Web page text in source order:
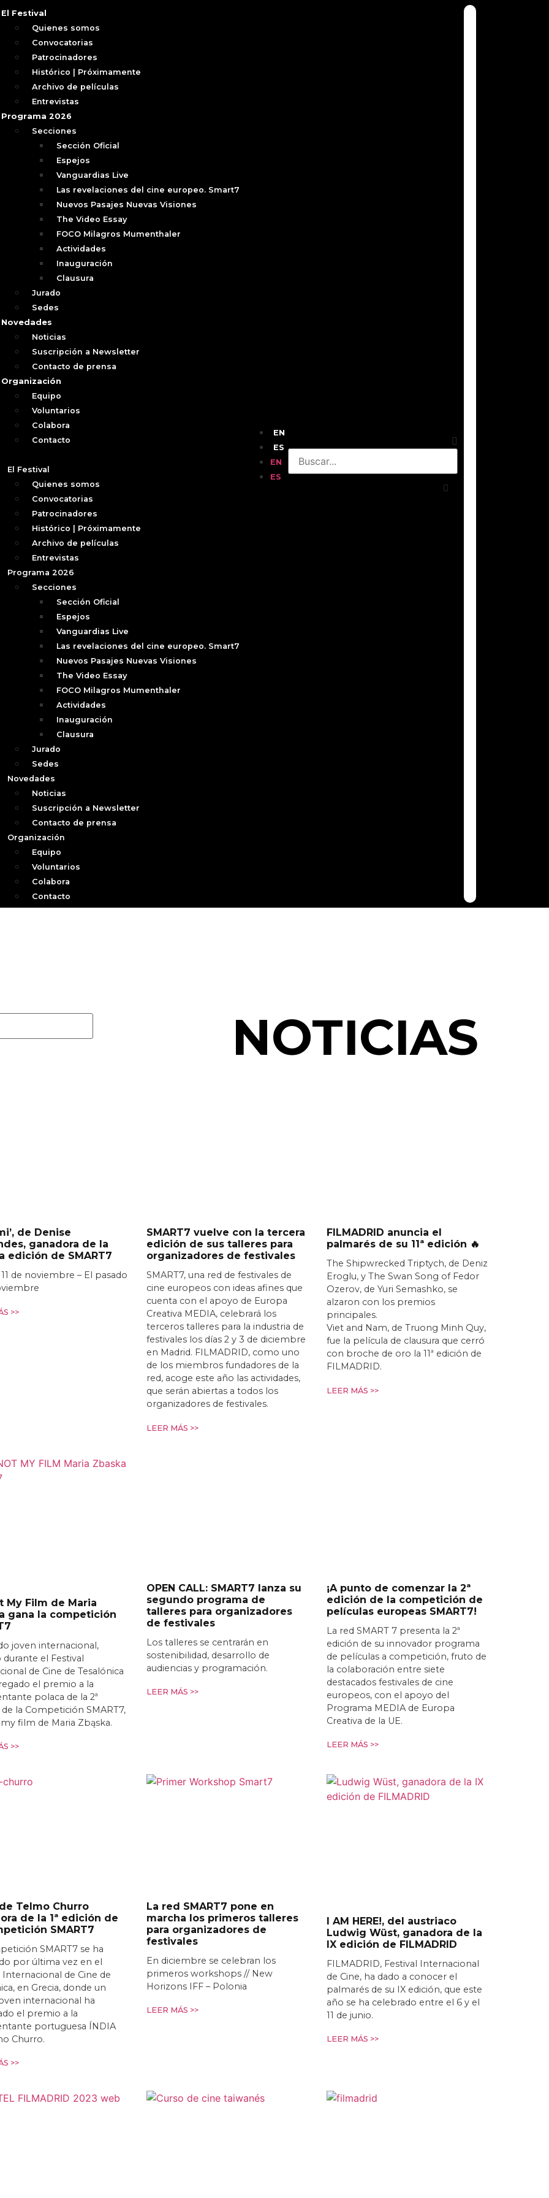
El Festival
Quienes somos
Convocatorias
Patrocinadores
Histórico | Próximamente
Archivo de películas
Entrevistas
Programa 2026
Secciones
Sección Oficial
Espejos
Vanguardias Live
Las revelaciones del cine europeo. Smart7
Nuevos Pasajes Nuevas Visiones
The Video Essay
FOCO Milagros Mumenthaler
Actividades
Inauguración
Clausura
Jurado
Sedes
Novedades
Noticias
Suscripción a Newsletter
Contacto de prensa
Organización
Equipo
Voluntarios
Colabora
Contacto
El Festival
Quienes somos
Convocatorias
Patrocinadores
Histórico | Próximamente
Archivo de películas
Entrevistas
Programa 2026
Secciones
Sección Oficial
Espejos
Vanguardias Live
Las revelaciones del cine europeo. Smart7
Nuevos Pasajes Nuevas Visiones
The Video Essay
FOCO Milagros Mumenthaler
Actividades
Inauguración
Clausura
Jurado
Sedes
Novedades
Noticias
Suscripción a Newsletter
Contacto de prensa
Organización
Equipo
Voluntarios
Colabora
Contacto
EN
ES
EN
ES
NOTICIAS
de Denise
ganadora de la
edición de SMART7
11 de noviembre – El pasado
>>
SMART7 vuelve con la tercera
edición de sus talleres para
organizadores de festivales
SMART7, una red de festivales de
cine europeos con ideas afines que
cuenta con el apoyo de Europa
Creativa MEDIA, celebrará los
terceros talleres para la industria de
festivales los días 2 y 3 de diciembre
en Madrid. FILMADRID, como uno
de los miembros fundadores de la
red, acoge este año las actividades,
que serán abiertas a todos los
organizadores de festivales.
LEER MÁS >>
FILMADRID anuncia el
palmarés de su 11ª edición 🔥
The Shipwrecked Triptych, de Deniz
Eroglu, y The Swan Song of Fedor
Ozerov, de Yuri Semashko, se
alzaron con los premios
principales.
Viet and Nam, de Truong Minh Quy,
fue la película de clausura que cerró
con broche de oro la 11ª edición de
FILMADRID.
LEER MÁS >>
My Film de Maria
gana la competición
joven internacional,
durante el Festival
de Cine de Tesalónica
el premio a la
polaca de la 2ª
de la Competición SMART7,
my film de Maria Zbąska.
>>
OPEN CALL: SMART7 lanza su
segundo programa de
talleres para organizadores
de festivales
Los talleres se centrarán en
sostenibilidad, desarrollo de
audiencias y programación.
LEER MÁS >>
¡A punto de comenzar la 2ª
edición de la competición de
películas europeas SMART7!
La red SMART 7 presenta la 2ª
edición de su innovador programa
de películas a competición, fruto de
la colaboración entre siete
destacados festivales de cine
europeos, con el apoyo del
Programa MEDIA de Europa
Creativa de la UE.
LEER MÁS >>
Telmo Churro
de la 1ª edición de
SMART7
SMART7 se ha
por última vez en el
Internacional de Cine de
en Grecia, donde un
internacional ha
el premio a la
portuguesa ÍNDIA
Churro.
>>
La red SMART7 pone en
marcha los primeros talleres
para organizadores de
festivales
En diciembre se celebran los
primeros workshops // New
Horizons IFF – Polonia
LEER MÁS >>
I AM HERE!, del austriaco
Ludwig Wüst, ganadora de la
IX edición de FILMADRID
FILMADRID, Festival Internacional
de Cine, ha dado a conocer el
palmarés de su IX edición, que este
año se ha celebrado entre el 6 y el
11 de junio.
LEER MÁS >>